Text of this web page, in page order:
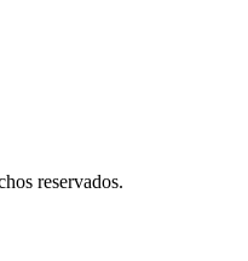
reservados.